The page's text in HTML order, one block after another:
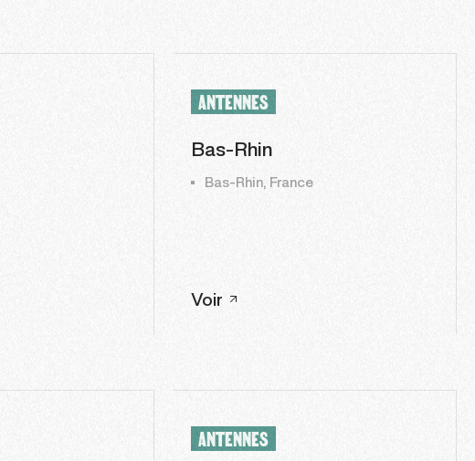
ANTENNES
Bas-Rhin
Bas-Rhin, France
Voir
ANTENNES